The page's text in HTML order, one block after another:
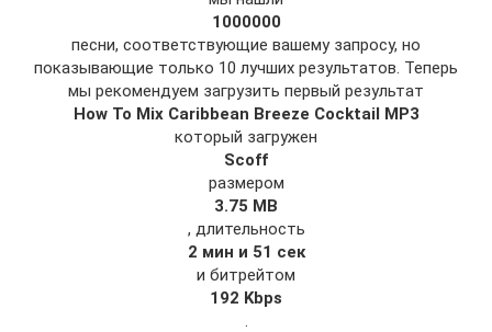
1000000
песни, соответствующие вашему запросу, но
показывающие только 10 лучших результатов. Теперь
мы рекомендуем загрузить первый результат
How To Mix Caribbean Breeze Cocktail MP3
который загружен
Scoff
размером
3.75 MB
, длительность
2 мин и 51 сек
и битрейтом
192 Kbps
.